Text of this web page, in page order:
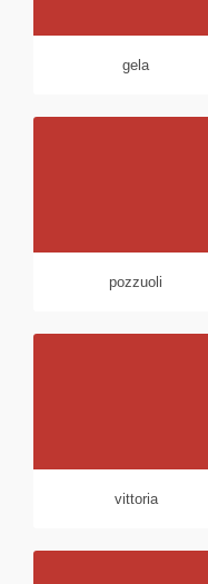
gela
pozzuoli
vittoria